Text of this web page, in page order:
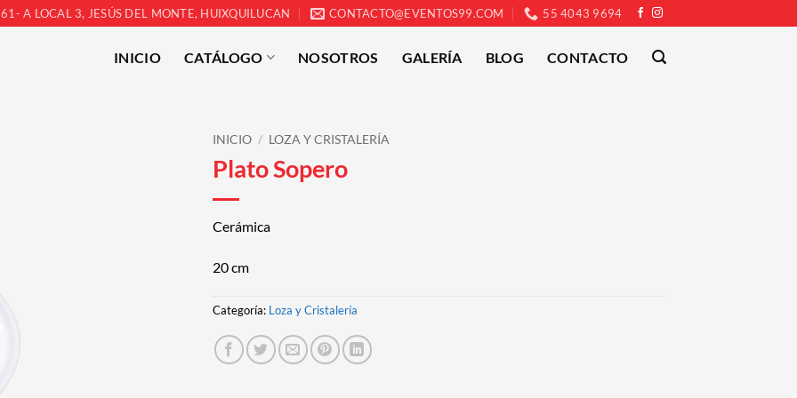
A LOCAL 3, JESÚS DEL MONTE, HUIXQUILUCAN CONTACTO@EVENTOS99.COM 55 4043 9694
INICIO CATÁLOGO NOSOTROS GALERÍA BLOG CONTACTO
INICIO / LOZA Y CRISTALERÍA
Plato Sopero
Cerámica
20 cm
Categoría: Loza y Cristalería